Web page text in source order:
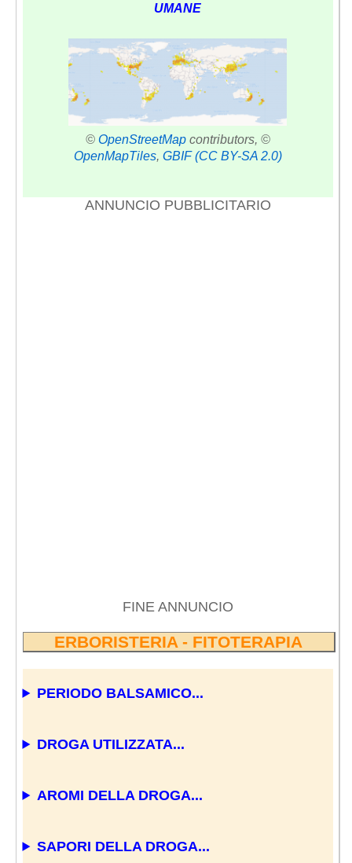
UMANE
© OpenStreetMapcontributors, ©
OpenMapTiles, GBIF (CC BY-SA 2.0)
ANNUNCIO PUBBLICITARIO
FINE ANNUNCIO
ERBORISTERIA - FITOTERAPIA
PERIODO BALSAMICO...
DROGA UTILIZZATA...
AROMI DELLA DROGA...
SAPORI DELLA DROGA...